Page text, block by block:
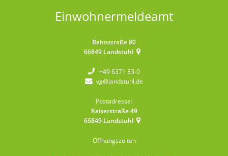
Einwohnermeldeamt
Bahnstraße 80
66849 Landstuhl
+49 6371 83-0
vg@landstuhl.de
Postadresse:
Kaiserstraße 49
66849 Landstuhl
Öffnungszeiten